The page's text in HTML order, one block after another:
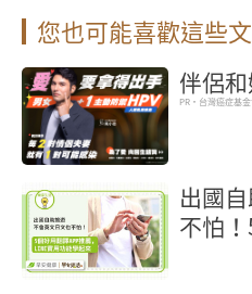
您也可能喜歡這些
伴侶
PR・台灣癌症基
出國
不怕